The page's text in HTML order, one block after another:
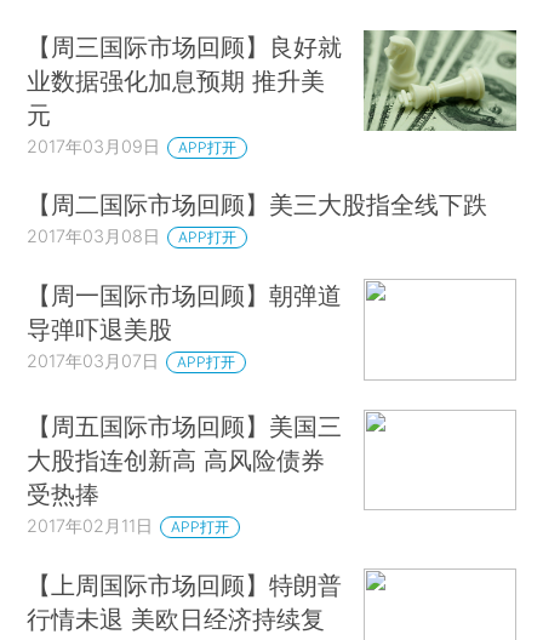
【周三国际市场回顾】良好就
业数据强化加息预期 推升美
元
2017年03月09日 APP打开
【周二国际市场回顾】美三大股指全线下跌
2017年03月08日 APP打开
【周一国际市场回顾】朝弹道
导弹吓退美股
2017年03月07日 APP打开
【周五国际市场回顾】美国三
大股指连创新高 高风险债券
受热捧
2017年02月11日 APP打开
【上周国际市场回顾】特朗普
行情未退 美欧日经济持续复